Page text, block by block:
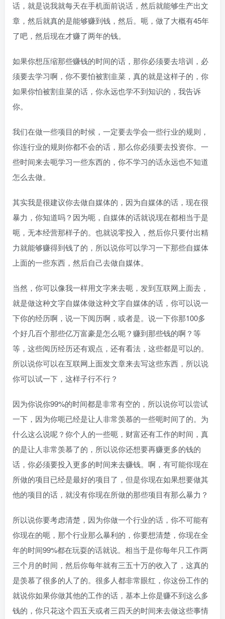
话，就是说我就每天在手机面前说话，然后就能够生产出文
章，然后就真的是能够赚到钱，然后。呃，做了大概有45年
了吧，然后现在才赚了两年的钱。
如果你想压缩那些赚钱的时间的话，那你必须要去培训，必
须要去学习啊，你不要怕被割韭菜，真的就是这样子的，你
如果你怕被割韭菜的话，你永远也学不到知识的，我告诉
你。
我们在做一些项目的时候，一定要去学会一些行业的规则，
你连行业的规则你都不会的话，那么你必须要去投资你。一
些时间来去呃学习一些东西的，你不学习的话永远也不知道
怎么去做。
其实我是很建议你去做自媒体的，因为自媒体的话，现在很
暴力，你知道吗？因为呃，自媒体的话就说现在都相当于是
呃，无本经营那样子的。也就说零投入，然后你只要付出精
力就能够赚得到钱了的，所以说你可以学习一下那些自媒体
上面的一些东西，然后自己去做自媒体。
当然，你可以像我一样用文字来去呃，发到互联网上面去，
就是做这种文字自媒体做这种文字自媒体的话，你可以说一
下你的经历啊，说一下阅历啊，或者是。说一下你那100多
个好几百个那些亿万富豪是怎么呃？赚到那些钱的啊？等
等，这些阅历经历还有观点，还有看法，这些都是可以的。
所以说你可以在互联网上面发文章来去写这些东西，所以说
你可以试一下，这样子行不行？
因为你说你99%的时间都是非常有空的，所以说你可以尝试
一下，因为你呃已经是让人非常羡慕的一些呃时间了的。为
什么这么说呢？你个人的一些呃，财富还有工作的时间，真
的是让人非常羡慕了的，所以说你还想要再赚更多的钱的
话，你必须要投入更多的时间来去赚钱。啊，有可能你现在
所做的项目已经是最好的项目了，但是你现在如果想要做其
他的项目的话，就没有你现在所做的那些项目有那么暴力？
所以说你要考虑清楚，因为你做一个行业的话，你不可能有
你现在的呃，那个行业那么暴利的，你要想清楚，你现在全
年的时间99%都在玩耍的话就说。相当于是你每年只工作两
三个月的时间，然后你每年就有三五十万的收入了，这真的
是羡慕了很多的人了的。很多人都非常眼红，你这份工作的
就说你如果你做其他的工作的话，基本上你是赚不到这么多
钱的，你只花这个四五天或者三四天的时间来去做这些事情